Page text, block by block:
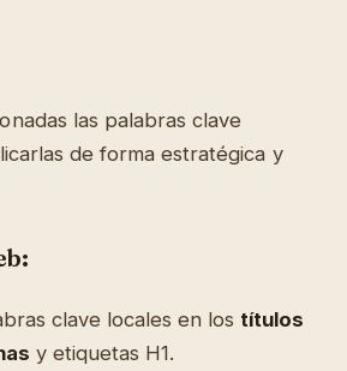
las palabras clave
de forma estratégica y
clave locales en los títulos
y etiquetas H1.